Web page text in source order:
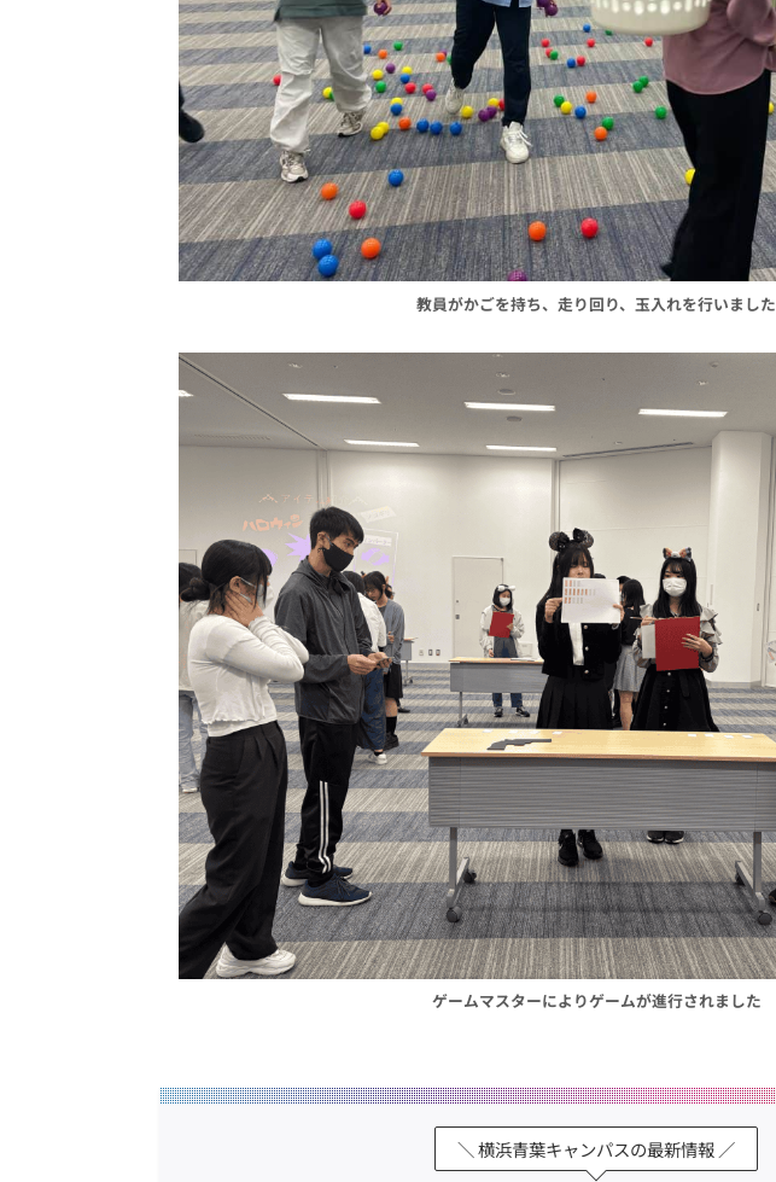
教員がかごを持ち、走り回り、玉入れを行いました
ゲームマスターによりゲームが進行されました
＼ 横浜青葉キャンパスの最新情報 ／